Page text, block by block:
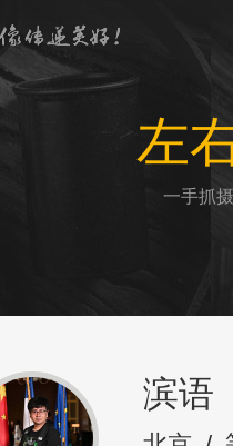
左
一手抓
滨语